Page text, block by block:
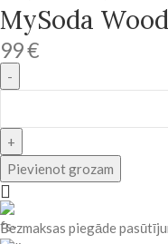
MySoda
99€
Pievienot grozam
Bezmaksas piegāde